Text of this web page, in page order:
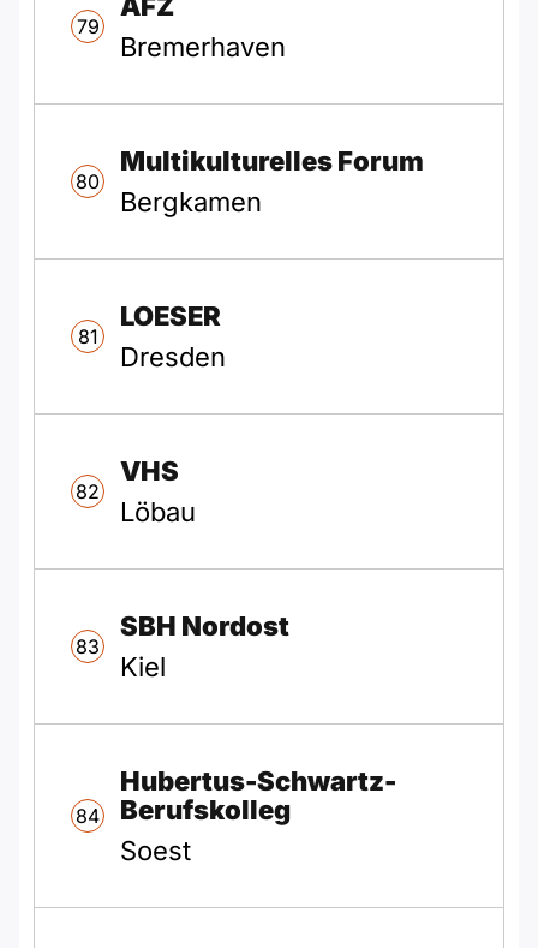
79
Bremerhaven
80
Multikulturelles Forum
Bergkamen
81
LOESER
Dresden
82
VHS
Löbau
83
SBH Nordost
Kiel
84
Hubertus-Schwartz-
Berufskolleg
Soest